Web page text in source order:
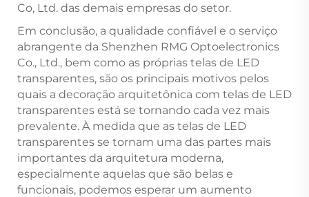
Co, Ltd. das demais empresas do setor.
Em conclusão, a qualidade confiável e o serviço
abrangente da Shenzhen RMG Optoelectronics
Co., Ltd., bem como as próprias telas de LED
transparentes, são os principais motivos pelos
quais a decoração arquitetônica com telas de LED
transparentes está se tornando cada vez mais
prevalente. À medida que as telas de LED
transparentes se tornam uma das partes mais
importantes da arquitetura moderna,
especialmente aquelas que são belas e
funcionais, podemos esperar um aumento